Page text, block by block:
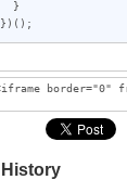
})();
History